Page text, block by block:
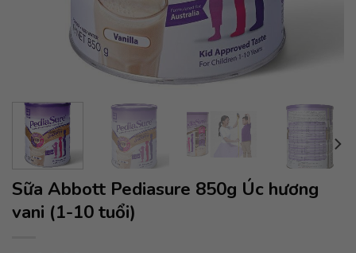
Sữa Abbott Pediasure 850g Úc hương
vani (1-10 tuổi)